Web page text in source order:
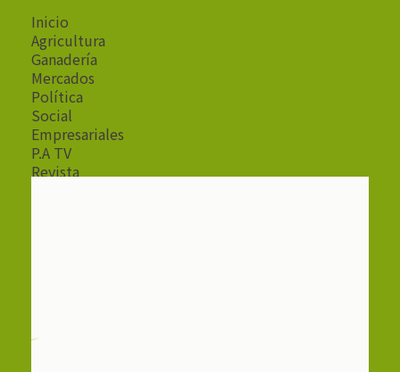
Inicio
Agricultura
Ganadería
Mercados
Política
Social
Empresariales
P.A TV
Revista